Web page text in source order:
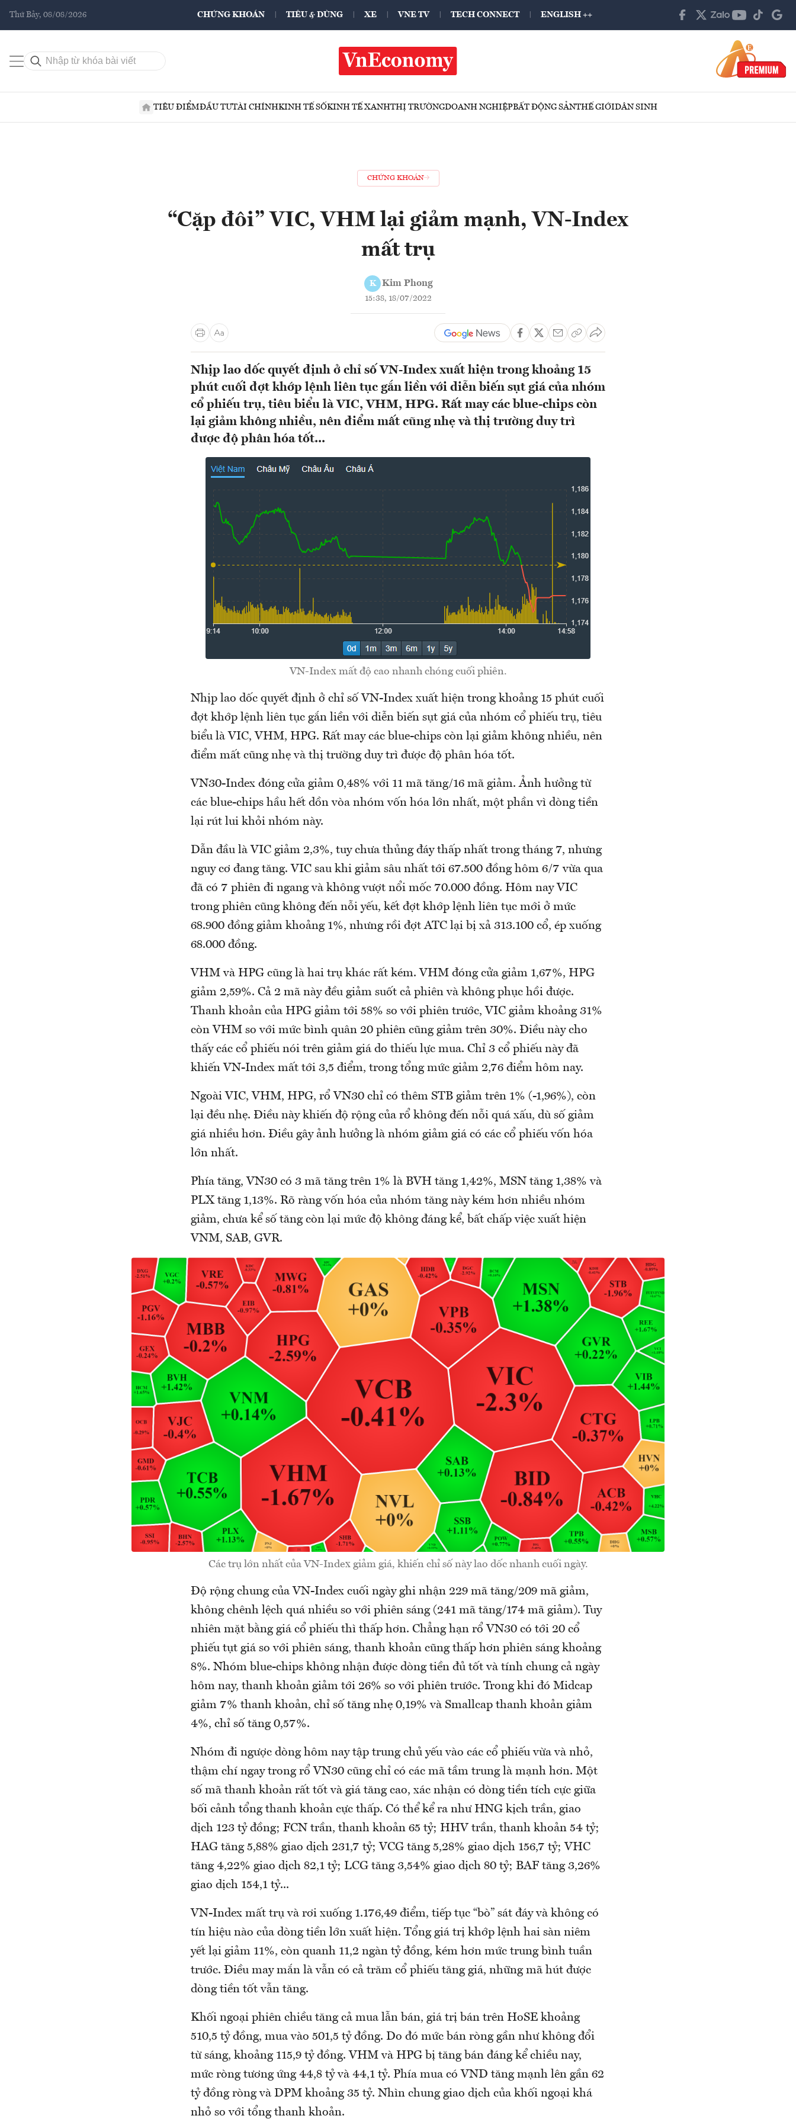
Thứ Bảy, 08/08/2026 CHỨNG KHOÁN TIÊU & DÙNG XE VNE TV TECH CONNECT ENGLISH ++
TIÊU ĐIỂMĐẦU TƯTÀI CHÍNHKINH TẾ SỐKINH TẾ XANHTHỊ TRƯỜNGDOANH NGHIỆPBẤT ĐỘNG SẢNTHẾ GIỚIDÂN SINH
CHỨNG KHOÁN
“Cặp đôi” VIC, VHM lại giảm mạnh, VN-Index
mất trụ
K Kim Phong
15:38, 18/07/2022
Nhịp lao dốc quyết định ở chỉ số VN-Index xuất hiện trong khoảng 15
phút cuối đợt khớp lệnh liên tục gắn liền với diễn biến sụt giá của nhóm
cổ phiếu trụ, tiêu biểu là VIC, VHM, HPG. Rất may các blue-chips còn
lại giảm không nhiều, nên điểm mất cũng nhẹ và thị trường duy trì
được độ phân hóa tốt...
VN-Index mất độ cao nhanh chóng cuối phiên.
Nhịp lao dốc quyết định ở chỉ số VN-Index xuất hiện trong khoảng 15 phút cuối
đợt khớp lệnh liên tục gắn liền với diễn biến sụt giá của nhóm cổ phiếu trụ, tiêu
biểu là VIC, VHM, HPG. Rất may các blue-chips còn lại giảm không nhiều, nên
điểm mất cũng nhẹ và thị trường duy trì được độ phân hóa tốt.
VN30-Index đóng cửa giảm 0,48% với 11 mã tăng/16 mã giảm. Ảnh hưởng từ
các blue-chips hầu hết dồn vòa nhóm vốn hóa lớn nhất, một phần vì dòng tiền
lại rút lui khỏi nhóm này.
Dẫn đầu là VIC giảm 2,3%, tuy chưa thủng đáy thấp nhất trong tháng 7, nhưng
nguy cơ đang tăng. VIC sau khi giảm sâu nhất tới 67.500 đồng hôm 6/7 vừa qua
đã có 7 phiên đi ngang và không vượt nổi mốc 70.000 đồng. Hôm nay VIC
trong phiên cũng không đến nỗi yếu, kết đợt khớp lệnh liên tục mới ở mức
68.900 đồng giảm khoảng 1%, nhưng rồi đợt ATC lại bị xả 313.100 cổ, ép xuống
68.000 đồng.
VHM và HPG cũng là hai trụ khác rất kém. VHM đóng cửa giảm 1,67%, HPG
giảm 2,59%. Cả 2 mã này đều giảm suốt cả phiên và không phục hồi được.
Thanh khoản của HPG giảm tới 58% so với phiên trước, VIC giảm khoảng 31%
còn VHM so với mức bình quân 20 phiên cũng giảm trên 30%. Điều này cho
thấy các cổ phiếu nói trên giảm giá do thiếu lực mua. Chỉ 3 cổ phiếu này đã
khiến VN-Index mất tới 3,5 điểm, trong tổng mức giảm 2,76 điểm hôm nay.
Ngoài VIC, VHM, HPG, rổ VN30 chỉ có thêm STB giảm trên 1% (-1,96%), còn
lại đều nhẹ. Điều này khiến độ rộng của rổ không đến nỗi quá xấu, dù số giảm
giá nhiều hơn. Điều gây ảnh hưởng là nhóm giảm giá có các cổ phiếu vốn hóa
lớn nhất.
Phía tăng, VN30 có 3 mã tăng trên 1% là BVH tăng 1,42%, MSN tăng 1,38% và
PLX tăng 1,13%. Rõ ràng vốn hóa của nhóm tăng này kém hơn nhiều nhóm
giảm, chưa kể số tăng còn lại mức độ không đáng kể, bất chấp việc xuất hiện
VNM, SAB, GVR.
Các trụ lớn nhất của VN-Index giảm giá, khiến chỉ số này lao dốc nhanh cuối ngày.
Độ rộng chung của VN-Index cuối ngày ghi nhận 229 mã tăng/209 mã giảm,
không chênh lệch quá nhiều so với phiên sáng (241 mã tăng/174 mã giảm). Tuy
nhiên mặt bằng giá cổ phiếu thì thấp hơn. Chẳng hạn rổ VN30 có tới 20 cổ
phiếu tụt giá so với phiên sáng, thanh khoản cũng thấp hơn phiên sáng khoảng
8%. Nhóm blue-chips không nhận được dòng tiền đủ tốt và tính chung cả ngày
hôm nay, thanh khoản giảm tới 26% so với phiên trước. Trong khi đó Midcap
giảm 7% thanh khoản, chỉ số tăng nhẹ 0,19% và Smallcap thanh khoản giảm
4%, chỉ số tăng 0,57%.
Nhóm đi ngược dòng hôm nay tập trung chủ yếu vào các cổ phiếu vừa và nhỏ,
thậm chí ngay trong rổ VN30 cũng chỉ có các mã tầm trung là mạnh hơn. Một
số mã thanh khoản rất tốt và giá tăng cao, xác nhận có dòng tiền tích cực giữa
bối cảnh tổng thanh khoản cực thấp. Có thể kể ra như HNG kịch trần, giao
dịch 123 tỷ đồng; FCN trần, thanh khoản 65 tỷ; HHV trần, thanh khoản 54 tỷ;
HAG tăng 5,88% giao dịch 231,7 tỷ; VCG tăng 5,28% giao dịch 156,7 tỷ; VHC
tăng 4,22% giao dịch 82,1 tỷ; LCG tăng 3,54% giao dịch 80 tỷ; BAF tăng 3,26%
giao dịch 154,1 tỷ...
VN-Index mất trụ và rơi xuống 1.176,49 điểm, tiếp tục “bò” sát đáy và không có
tín hiệu nào của dòng tiền lớn xuất hiện. Tổng giá trị khớp lệnh hai sàn niêm
yết lại giảm 11%, còn quanh 11,2 ngàn tỷ đồng, kém hơn mức trung bình tuần
trước. Điều may mắn là vẫn có cả trăm cổ phiếu tăng giá, những mã hút được
dòng tiền tốt vẫn tăng.
Khối ngoại phiên chiều tăng cả mua lẫn bán, giá trị bán trên HoSE khoảng
510,5 tỷ đồng, mua vào 501,5 tỷ đồng. Do đó mức bán ròng gần như không đổi
từ sáng, khoảng 115,9 tỷ đồng. VHM và HPG bị tăng bán đáng kể chiều nay,
mức ròng tương ứng 44,8 tỷ và 44,1 tỷ. Phía mua có VND tăng mạnh lên gần 62
tỷ đồng ròng và DPM khoảng 35 tỷ. Nhìn chung giao dịch của khối ngoại khá
nhỏ so với tổng thanh khoản.